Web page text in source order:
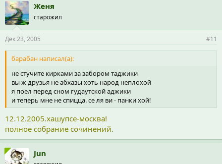
Женя
старожил
Дек 23, 2005 #11
барабан написал(а):
не стучите кирками за забором таджики
вы ж друзья не абхазы хоть народ неплохой
я поел перед сном гудаутской аджики
и теперь мне не спицца. се ля ви - панки хой!
12.12.2005.хашупсе-москва!
полное собрание сочинений.
Jun